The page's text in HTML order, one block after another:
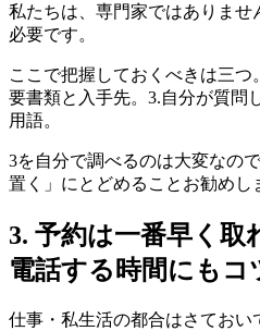
私たちは、専門家ではありませ
必要です。
ここで把握しておくべきは三つ
要書類と入手先。3.自分が質問
用語。
3を自分で調べるのは大変なの
置く」にとどめることお勧めし
3. 予約は一番早く取
電話する時間にもコ
仕事・私生活の都合はさておい